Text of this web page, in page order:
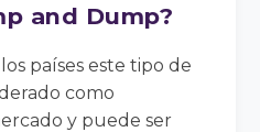
and Dump?
países este tipo de
como
y puede ser